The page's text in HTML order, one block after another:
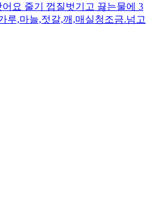
요 줄기 껍질벗기고 끓는물에 3
루,마늘,젓갈,깨,매실청조금.넘고